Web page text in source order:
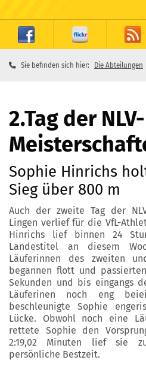
Sie befinden sich hier: Die Abteilungen
2.Tag der NLV-
Sophie Hinrichs
Sieg über 800 m
Auch der zweite Tag der
Lingen verlief für die VfL-
Hinrichs lief binnen 24
Landestitel an diesem
Läuferinnen des zweiten
begannen flott und
Sekunden und bis eingangs
Läuferinen noch eng
beschleunigte Sophie
Lücke. Obwohl noch eine
rettete Sophie den
2:19,02 Minuten lief sie
persönliche Bestzeit.